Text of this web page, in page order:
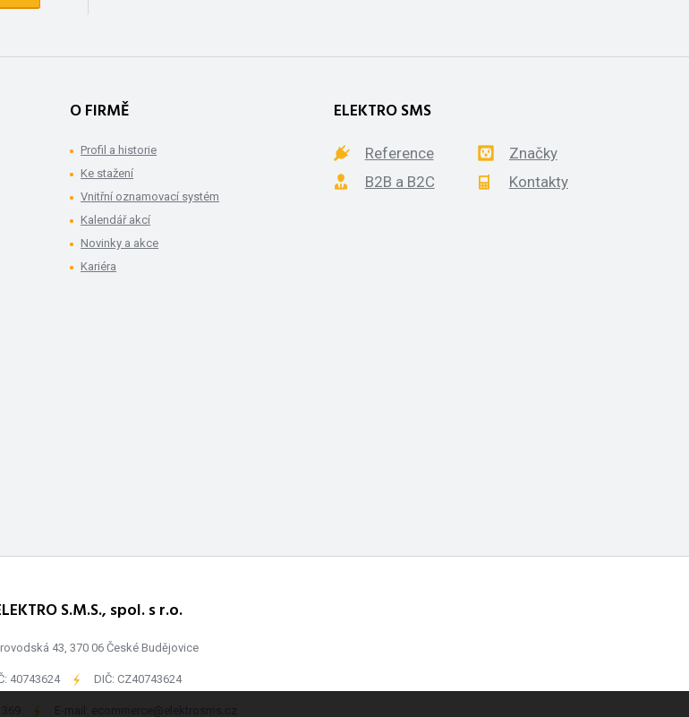
O FIRMĚ
Profil a historie
Ke stažení
Vnitřní oznamovací systém
Kalendář akcí
Novinky a akce
Kariéra
ELEKTRO SMS
Reference
Značky
B2B a B2C
Kontakty
S.M.S., spol. s r.o.
43, 370 06 České Budějovice
40743624 - DIČ: CZ40743624
-